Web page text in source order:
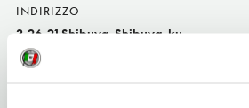
INDIRIZZO
3-26-21 Shibuya, Shibuya-ku
Tōkyō-Shibuya e Harajuku